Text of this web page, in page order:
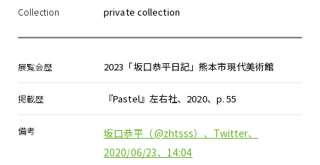
Collection private collection
展覧会歴 2023「坂口恭平日記」熊本市現代美術館
掲載歴 『Pastel』左右社、2020、p. 55
備考
坂口恭平（@zhtsss）、Twitter、
2020/06/23、14:04